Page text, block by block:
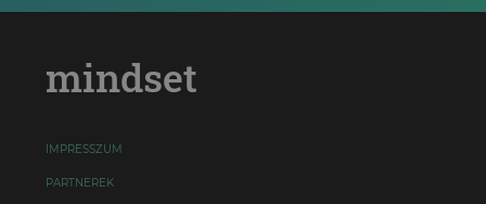
mindset
IMPRESSZUM
PARTNEREK